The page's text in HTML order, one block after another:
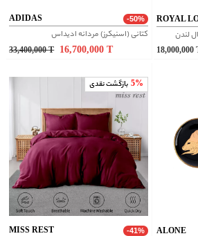
ADIDAS -50%
کتانی (اسنیکرز) مردانه ادیداس
33,400,000T 16,700,000T
ROYAL
لندن
18,000,000
5% بازگشت نقدی
MISS REST -41% ALONE